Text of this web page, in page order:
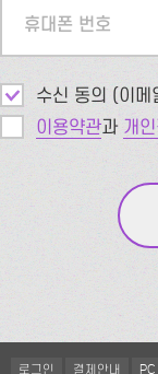
휴대폰 번호
수신 동의 (이
이용약관과 개
로그인 결제안내